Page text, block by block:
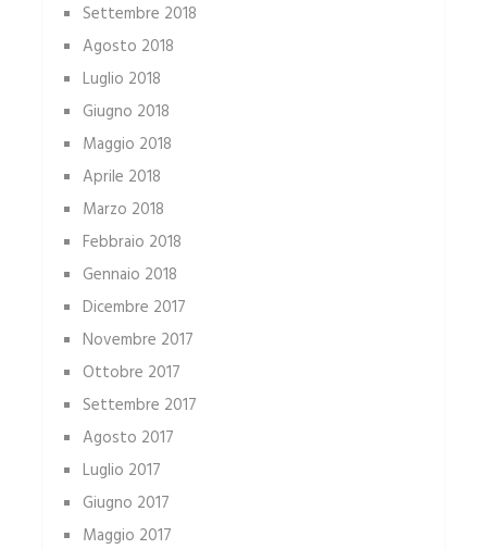
Settembre 2018
Agosto 2018
Luglio 2018
Giugno 2018
Maggio 2018
Aprile 2018
Marzo 2018
Febbraio 2018
Gennaio 2018
Dicembre 2017
Novembre 2017
Ottobre 2017
Settembre 2017
Agosto 2017
Luglio 2017
Giugno 2017
Maggio 2017